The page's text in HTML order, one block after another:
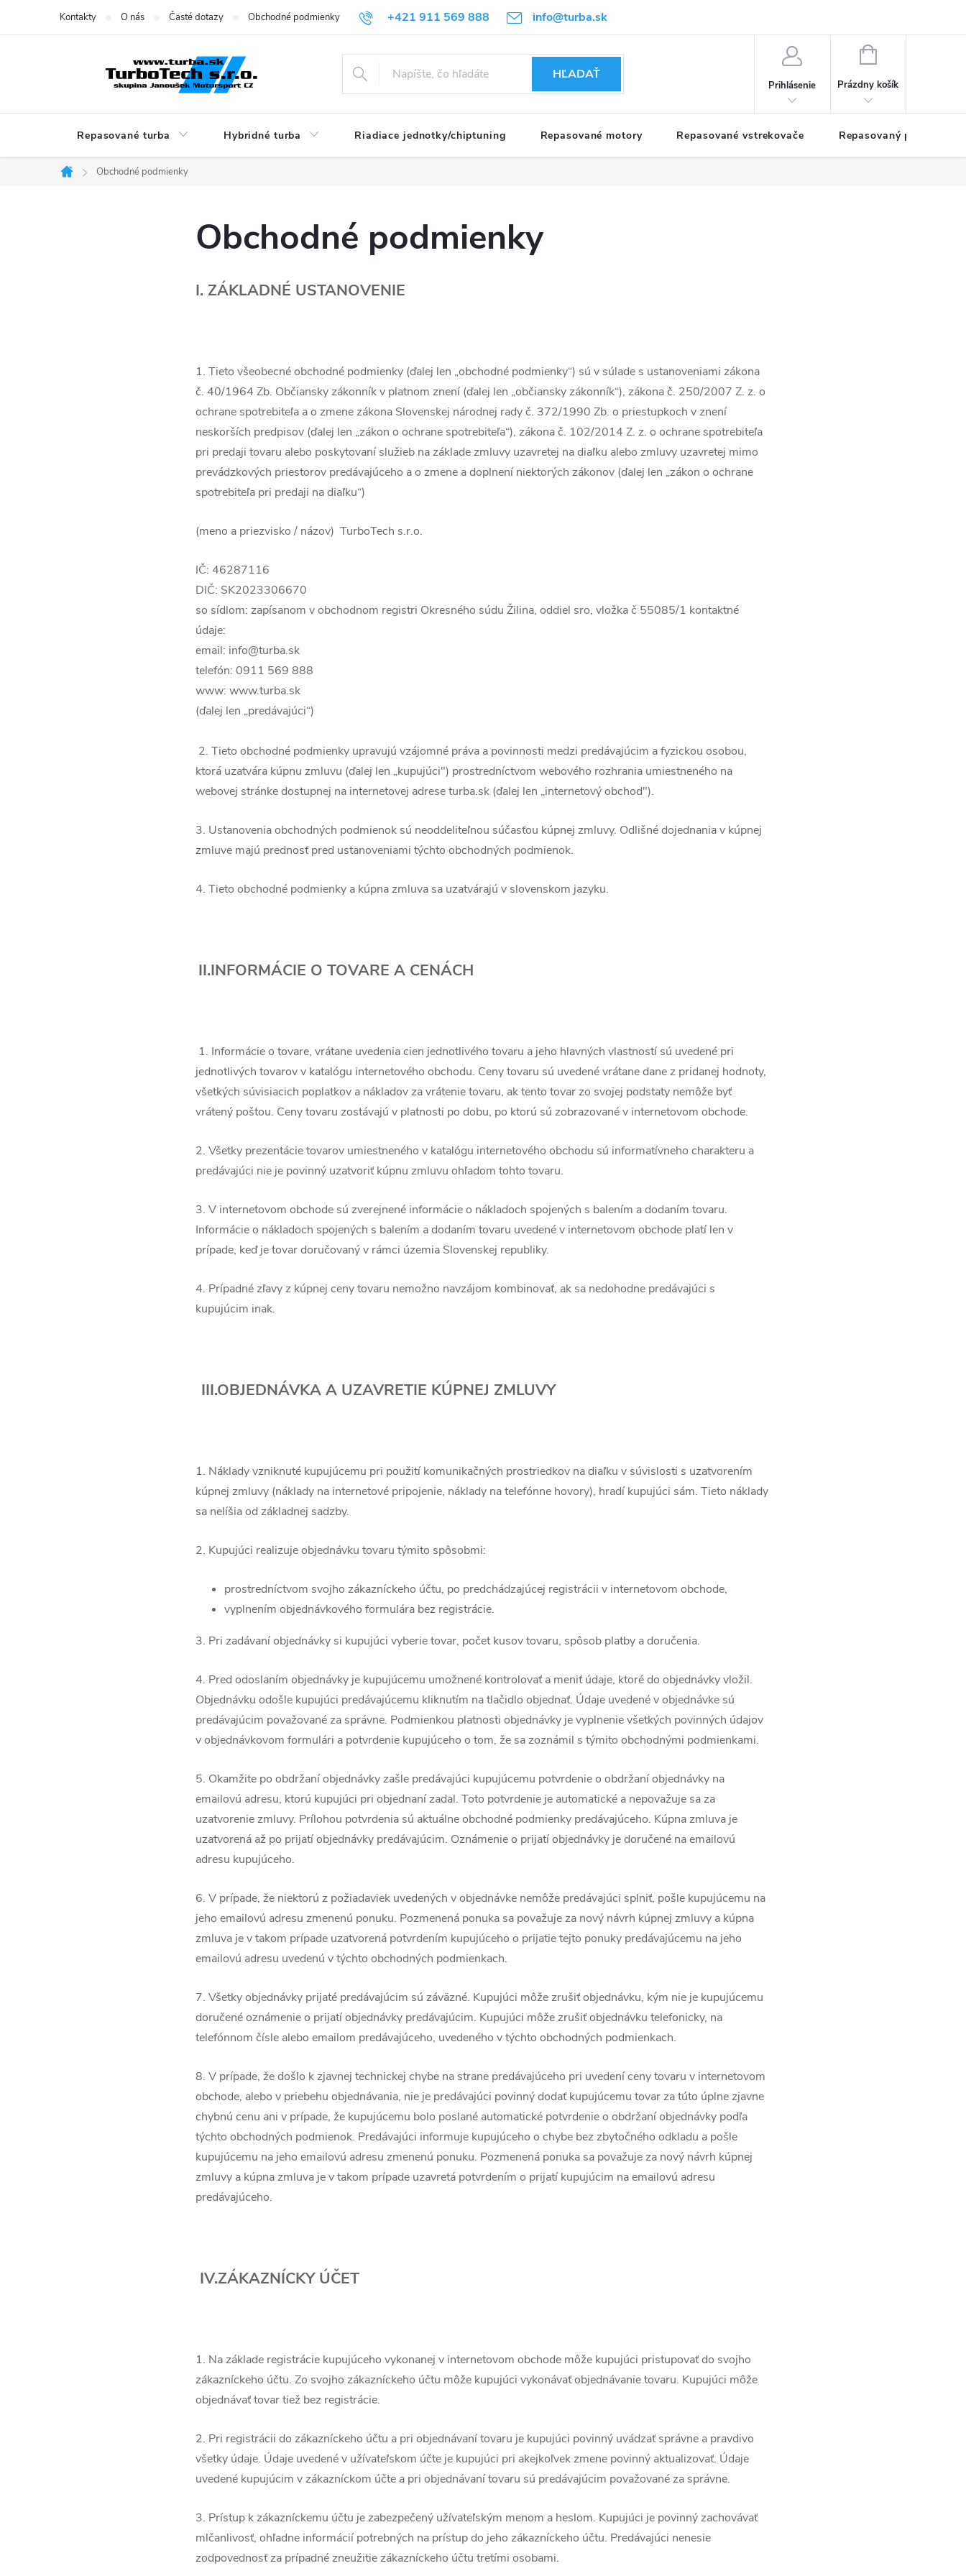
+421 911 569 888 info@turba.sk
Kontakty O nás Časté dotazy Obchodné podmienky GDPR
HĽADAŤ
Prihlásenie
NÁKUPNÝ
Prázdny košík
Repasované turba Hybridné turba Riadiace jednotky/chiptuning Repasované motory Repasované vstrekovače Repasovaný pohon TDM
Domov
Obchodné podmienky
Obchodné podmienky
I. ZÁKLADNÉ USTANOVENIE
1. Tieto všeobecné obchodné podmienky (ďalej len „obchodné podmienky“) sú v súlade s ustanoveniami zákona
č. 40/1964 Zb. Občiansky zákonník v platnom znení (ďalej len „občiansky zákonník“), zákona č. 250/2007 Z. z. o
ochrane spotrebiteľa a o zmene zákona Slovenskej národnej rady č. 372/1990 Zb. o priestupkoch v znení
neskorších predpisov (ďalej len „zákon o ochrane spotrebiteľa“), zákona č. 102/2014 Z. z. o ochrane spotrebiteľa
pri predaji tovaru alebo poskytovaní služieb na základe zmluvy uzavretej na diaľku alebo zmluvy uzavretej mimo
prevádzkových priestorov predávajúceho a o zmene a doplnení niektorých zákonov (ďalej len „zákon o ochrane
spotrebiteľa pri predaji na diaľku“)
(meno a priezvisko / názov) TurboTech s.r.o.
IČ: 46287116
DIČ: SK2023306670
so sídlom: zapísanom v obchodnom registri Okresného súdu Žilina, oddiel sro, vložka č 55085/1 kontaktné
údaje:
email: info@turba.sk
telefón: 0911 569 888
www: www.turba.sk
(ďalej len „predávajúci“)
2. Tieto obchodné podmienky upravujú vzájomné práva a povinnosti medzi predávajúcim a fyzickou osobou,
ktorá uzatvára kúpnu zmluvu (ďalej len „kupujúci") prostredníctvom webového rozhrania umiestneného na
webovej stránke dostupnej na internetovej adrese turba.sk (ďalej len „internetový obchod").
3. Ustanovenia obchodných podmienok sú neoddeliteľnou súčasťou kúpnej zmluvy. Odlišné dojednania v kúpnej
zmluve majú prednosť pred ustanoveniami týchto obchodných podmienok.
4. Tieto obchodné podmienky a kúpna zmluva sa uzatvárajú v slovenskom jazyku.
II.INFORMÁCIE O TOVARE A CENÁCH
1. Informácie o tovare, vrátane uvedenia cien jednotlivého tovaru a jeho hlavných vlastností sú uvedené pri
jednotlivých tovarov v katalógu internetového obchodu. Ceny tovaru sú uvedené vrátane dane z pridanej hodnoty,
všetkých súvisiacich poplatkov a nákladov za vrátenie tovaru, ak tento tovar zo svojej podstaty nemôže byť
vrátený poštou. Ceny tovaru zostávajú v platnosti po dobu, po ktorú sú zobrazované v internetovom obchode.
2. Všetky prezentácie tovarov umiestneného v katalógu internetového obchodu sú informatívneho charakteru a
predávajúci nie je povinný uzatvoriť kúpnu zmluvu ohľadom tohto tovaru.
3. V internetovom obchode sú zverejnené informácie o nákladoch spojených s balením a dodaním tovaru.
Informácie o nákladoch spojených s balením a dodaním tovaru uvedené v internetovom obchode platí len v
prípade, keď je tovar doručovaný v rámci územia Slovenskej republiky.
4. Prípadné zľavy z kúpnej ceny tovaru nemožno navzájom kombinovať, ak sa nedohodne predávajúci s
kupujúcim inak.
III.OBJEDNÁVKA A UZAVRETIE KÚPNEJ ZMLUVY
1. Náklady vzniknuté kupujúcemu pri použití komunikačných prostriedkov na diaľku v súvislosti s uzatvorením
kúpnej zmluvy (náklady na internetové pripojenie, náklady na telefónne hovory), hradí kupujúci sám. Tieto náklady
sa nelíšia od základnej sadzby.
2. Kupujúci realizuje objednávku tovaru týmito spôsobmi:
prostredníctvom svojho zákazníckeho účtu, po predchádzajúcej registrácii v internetovom obchode,
vyplnením objednávkového formulára bez registrácie.
3. Pri zadávaní objednávky si kupujúci vyberie tovar, počet kusov tovaru, spôsob platby a doručenia.
4. Pred odoslaním objednávky je kupujúcemu umožnené kontrolovať a meniť údaje, ktoré do objednávky vložil.
Objednávku odošle kupujúci predávajúcemu kliknutím na tlačidlo objednať. Údaje uvedené v objednávke sú
predávajúcim považované za správne. Podmienkou platnosti objednávky je vyplnenie všetkých povinných údajov
v objednávkovom formulári a potvrdenie kupujúceho o tom, že sa zoznámil s týmito obchodnými podmienkami.
5. Okamžite po obdržaní objednávky zašle predávajúci kupujúcemu potvrdenie o obdržaní objednávky na
emailovú adresu, ktorú kupujúci pri objednaní zadal. Toto potvrdenie je automatické a nepovažuje sa za
uzatvorenie zmluvy. Prílohou potvrdenia sú aktuálne obchodné podmienky predávajúceho. Kúpna zmluva je
uzatvorená až po prijatí objednávky predávajúcim. Oznámenie o prijatí objednávky je doručené na emailovú
adresu kupujúceho.
6. V prípade, že niektorú z požiadaviek uvedených v objednávke nemôže predávajúci splniť, pošle kupujúcemu na
jeho emailovú adresu zmenenú ponuku. Pozmenená ponuka sa považuje za nový návrh kúpnej zmluvy a kúpna
zmluva je v takom prípade uzatvorená potvrdením kupujúceho o prijatie tejto ponuky predávajúcemu na jeho
emailovú adresu uvedenú v týchto obchodných podmienkach.
7. Všetky objednávky prijaté predávajúcim sú záväzné. Kupujúci môže zrušiť objednávku, kým nie je kupujúcemu
doručené oznámenie o prijatí objednávky predávajúcim. Kupujúci môže zrušiť objednávku telefonicky, na
telefónnom čísle alebo emailom predávajúceho, uvedeného v týchto obchodných podmienkach.
8. V prípade, že došlo k zjavnej technickej chybe na strane predávajúceho pri uvedení ceny tovaru v internetovom
obchode, alebo v priebehu objednávania, nie je predávajúci povinný dodať kupujúcemu tovar za túto úplne zjavne
chybnú cenu ani v prípade, že kupujúcemu bolo poslané automatické potvrdenie o obdržaní objednávky podľa
týchto obchodných podmienok. Predávajúci informuje kupujúceho o chybe bez zbytočného odkladu a pošle
kupujúcemu na jeho emailovú adresu zmenenú ponuku. Pozmenená ponuka sa považuje za nový návrh kúpnej
zmluvy a kúpna zmluva je v takom prípade uzavretá potvrdením o prijatí kupujúcim na emailovú adresu
predávajúceho.
IV.ZÁKAZNÍCKY ÚČET
1. Na základe registrácie kupujúceho vykonanej v internetovom obchode môže kupujúci pristupovať do svojho
zákazníckeho účtu. Zo svojho zákazníckeho účtu môže kupujúci vykonávať objednávanie tovaru. Kupujúci môže
objednávať tovar tiež bez registrácie.
2. Pri registrácii do zákazníckeho účtu a pri objednávaní tovaru je kupujúci povinný uvádzať správne a pravdivo
všetky údaje. Údaje uvedené v užívateľskom účte je kupujúci pri akejkoľvek zmene povinný aktualizovať. Údaje
uvedené kupujúcim v zákazníckom účte a pri objednávaní tovaru sú predávajúcim považované za správne.
3. Prístup k zákazníckemu účtu je zabezpečený užívateľským menom a heslom. Kupujúci je povinný zachovávať
mlčanlivosť, ohľadne informácií potrebných na prístup do jeho zákazníckeho účtu. Predávajúci nenesie
zodpovednosť za prípadné zneužitie zákazníckeho účtu tretími osobami.